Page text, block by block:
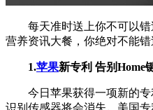
每天准时送上你不可以错
营养资讯大餐，你绝对不能错
1.苹果新专利 告别Home
今日苹果获得一项新的专
识别传感器将会消失。美国